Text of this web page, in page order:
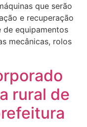
que serão
e recuperação
de equipamentos
mecânicas, rolos
rural de